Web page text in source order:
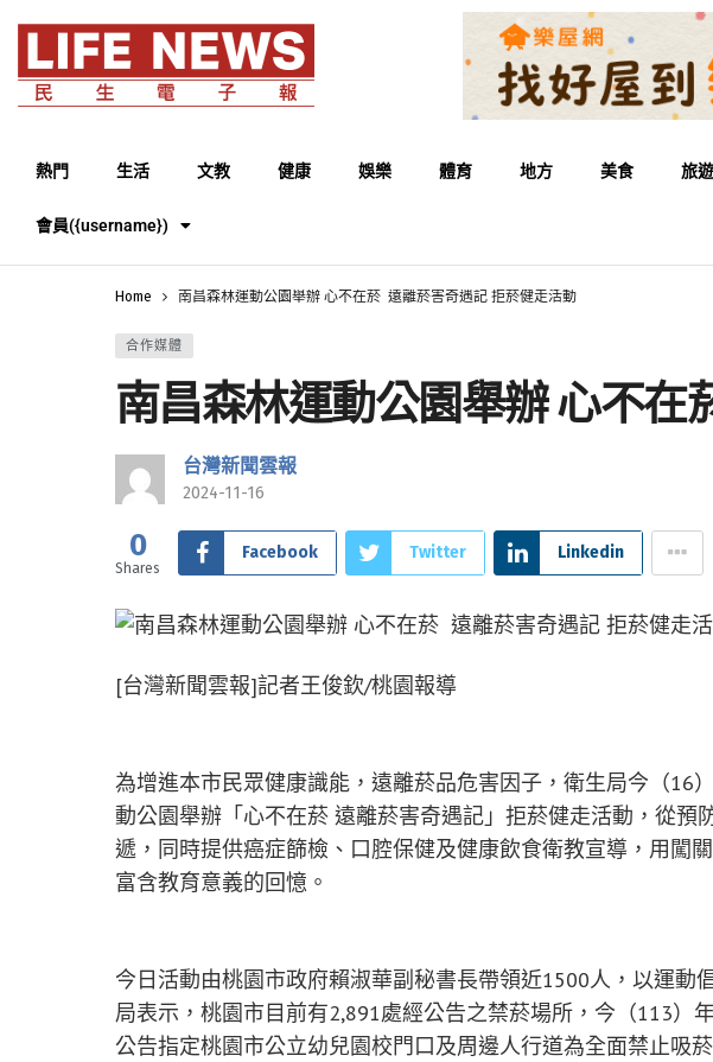
熱門 生活 文教 健康 娛樂 體育 地方 美食 旅遊
會員({username})
Home 南昌森林運動公園舉辦 心不在菸 遠離菸害奇遇記 拒菸健走活動
合作媒體
南昌森林運動公園舉辦 心不
台灣新聞雲報
2024-11-16
0
Shares
Facebook Twitter Linkedin
[台灣新聞雲報]記者王俊欽/桃園報導
為增進本市民眾健康識能，遠離菸品危害因子，衛生局今（16
動公園舉辦「心不在菸 遠離菸害奇遇記」拒菸健走活動，從預
遞，同時提供癌症篩檢、口腔保健及健康飲食衛教宣導，用闖
富含教育意義的回憶。
今日活動由桃園市政府賴淑華副秘書長帶領近1500人，以運動
局表示，桃園市目前有2,891處經公告之禁菸場所，今（113）
公告指定桃園市公立幼兒園校門口及周邊人行道為全面禁止吸